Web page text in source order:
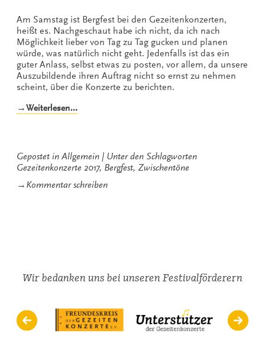
Am Samstag ist Bergfest bei den Gezeitenkonzerten,
heißt es. Nachgeschaut habe ich nicht, da ich nach
Möglichkeit lieber von Tag zu Tag gucken und planen
würde, was natürlich nicht geht. Jedenfalls ist das ein
guter Anlass, selbst etwas zu posten, vor allem, da unsere
Auszubildende ihren Auftrag nicht so ernst zu nehmen
scheint, über die Konzerte zu berichten.
→Weiterlesen…„Zwischentöne
Gezeitenkonzerten
2017“
Gepostet in Allgemein
Unter den Schlagworten
Gezeitenkonzerte 2017, Bergfest, Zwischentöne
→ Kommentar schreibenzu
Wir bedanken uns bei unseren Festivalförderern